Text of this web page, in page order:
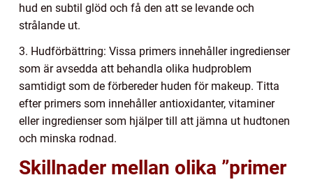
hud en subtil glöd och få den att se levande och
strålande ut.
3. Hudförbättring: Vissa primers innehåller ingredienser
som är avsedda att behandla olika hudproblem
samtidigt som de förbereder huden för makeup. Titta
efter primers som innehåller antioxidanter, vitaminer
eller ingredienser som hjälper till att jämna ut hudtonen
och minska rodnad.
Skillnader mellan olika ”primer